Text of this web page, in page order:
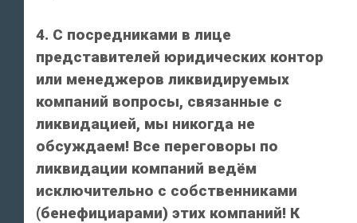
4. С посредниками в лице
представителей юридических контор
или менеджеров ликвидируемых
компаний вопросы, связанные с
ликвидацией, мы никогда не
обсуждаем! Все переговоры по
ликвидации компаний ведём
исключительно с собственниками
(бенефициарами) этих компаний! К